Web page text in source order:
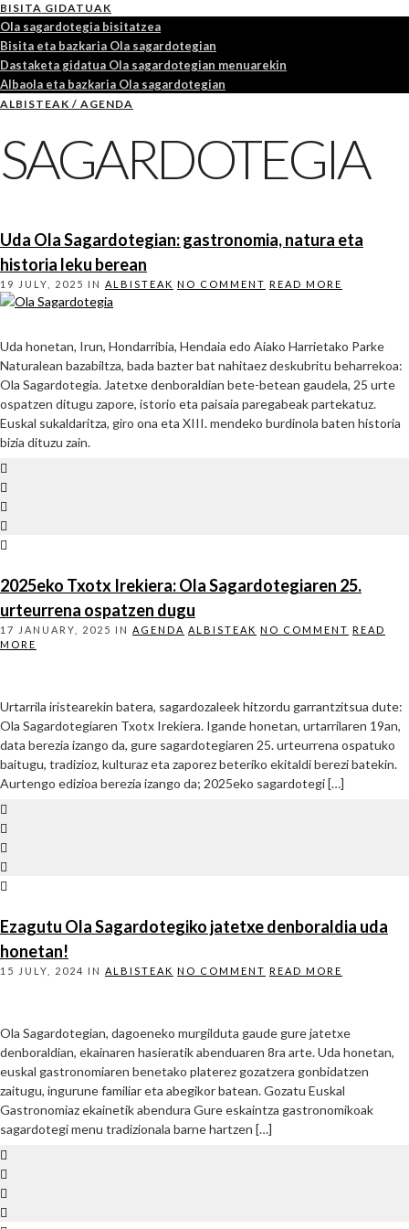
BISITA GIDATUAK
Ola sagardotegia bisitatzea
Bisita eta bazkaria Ola sagardotegian
Dastaketa gidatua Ola sagardotegian menuarekin
Albaola eta bazkaria Ola sagardotegian
ALBISTEAK / AGENDA
SAGARDOTEGIA
Uda Ola Sagardotegian: gastronomia, natura eta
historia leku berean
19 JULY, 2025 IN ALBISTEAK NO COMMENT READ MORE
Uda honetan, Irun, Hondarribia, Hendaia edo Aiako Harrietako Parke
Naturalean bazabiltza, bada bazter bat nahitaez deskubritu beharrekoa:
Ola Sagardotegia. Jatetxe denboraldian bete-betean gaudela, 25 urte
ospatzen ditugu zapore, istorio eta paisaia paregabeak partekatuz.
Euskal sukaldaritza, giro ona eta XIII. mendeko burdinola baten historia
bizia dituzu zain.
2025eko Txotx Irekiera: Ola Sagardotegiaren 25.
urteurrena ospatzen dugu
17 JANUARY, 2025 IN AGENDA ALBISTEAK NO COMMENT READ
MORE
Urtarrila iristearekin batera, sagardozaleek hitzordu garrantzitsua dute:
Ola Sagardotegiaren Txotx Irekiera. Igande honetan, urtarrilaren 19an,
data berezia izango da, gure sagardotegiaren 25. urteurrena ospatuko
baitugu, tradizioz, kulturaz eta zaporez beteriko ekitaldi berezi batekin.
Aurtengo edizioa berezia izango da; 2025eko sagardotegi […]
Ezagutu Ola Sagardotegiko jatetxe denboraldia uda
honetan!
15 JULY, 2024 IN ALBISTEAK NO COMMENT READ MORE
Ola Sagardotegian, dagoeneko murgilduta gaude gure jatetxe
denboraldian, ekainaren hasieratik abenduaren 8ra arte. Uda honetan,
euskal gastronomiaren benetako platerez gozatzera gonbidatzen
zaitugu, ingurune familiar eta abegikor batean. Gozatu Euskal
Gastronomiaz ekainetik abendura Gure eskaintza gastronomikoak
sagardotegi menu tradizionala barne hartzen […]